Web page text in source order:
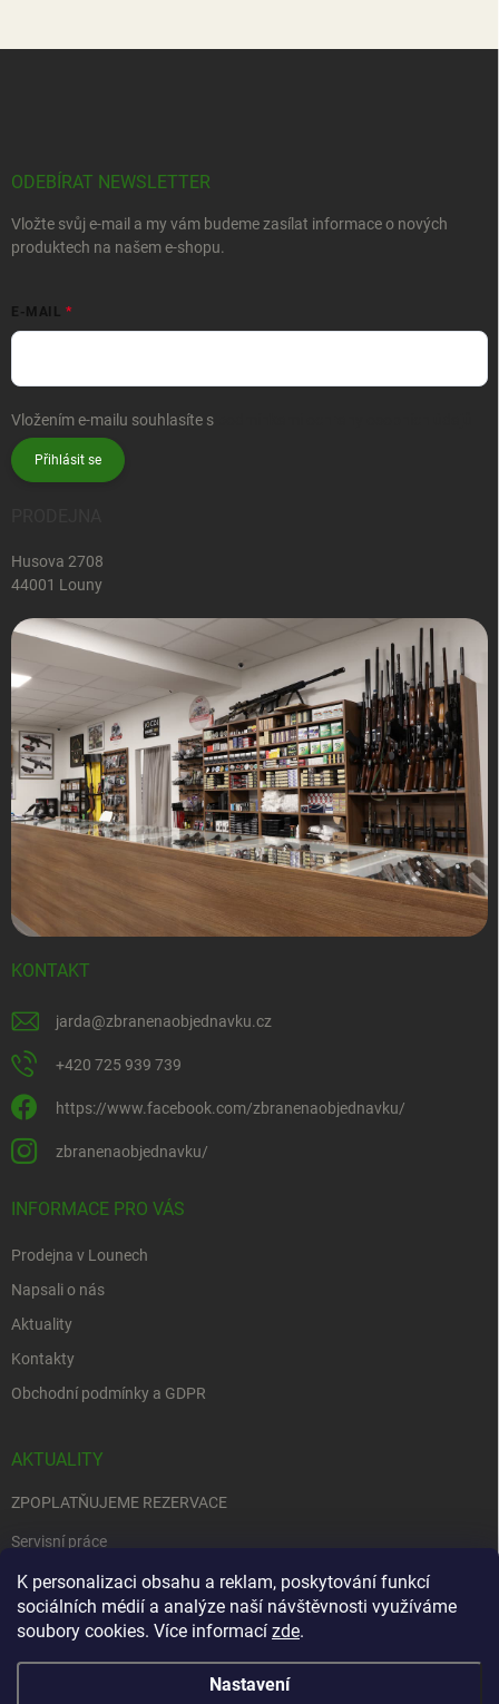
K personalizaci obsahu a reklam, poskytování funkcí
sociálních médií a analýze naší návštěvnosti využíváme
soubory cookies. Více informací zde.
Nastavení
ODEBÍRAT NEWSLETTER
Vložte svůj e-mail a my vám budeme zasílat informace o nových
produktech na našem e-shopu.
E-MAIL
Vložením e-mailu souhlasíte s
Přihlásit se
Husova 2708
44001 Louny
KONTAKT
jarda@zbranenaobjednavku.cz
+420 725 939 739
https://www.facebook.com/zbranenaobjednavku/
zbranenaobjednavku/
INFORMACE PRO VÁS
Prodejna v Lounech
Napsali o nás
Aktuality
Kontakty
Obchodní podmínky a GDPR
AKTUALITY
ZPOPLATŇUJEME REZERVACE
Servisní práce
EDENRED
Nemůžete se rozhodnout….